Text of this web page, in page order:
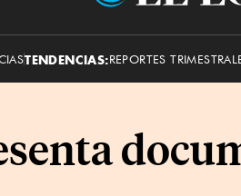
TENDENCIAS:REPORTES